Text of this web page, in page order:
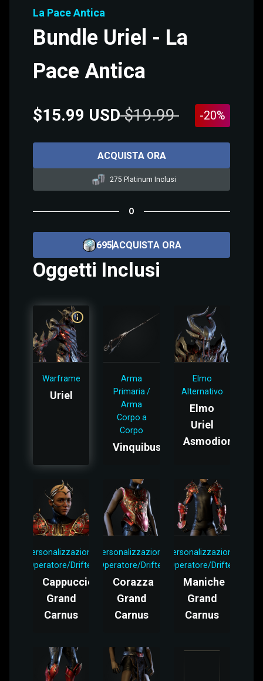
La Pace Antica
Bundle Uriel - La
Pace Antica
$15.99 USD $19.99 -20%
ACQUISTA ORA
275 Platinum Inclusi
O
695ACQUISTA ORA
Oggetti Inclusi
Warframe
Uriel
Arma
Primaria /
Arma
Corpo a
Corpo
Vinquibus
Elmo
Alternativo
Elmo
Uriel
Asmodion
Personalizzazione
Operatore/Drifter
Cappuccio
Grand
Carnus
Personalizzazione
Operatore/Drifter
Corazza
Grand
Carnus
Personalizzazione
Operatore/Drifter
Maniche
Grand
Carnus